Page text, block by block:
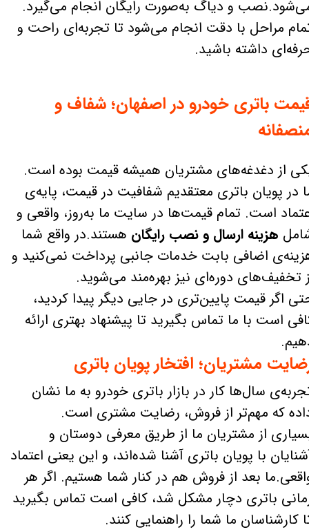
باتری خودرو در اصفهان؛ شفاف و
مشتریان؛ افتخار پویان باتری
و دیاگ به‌صورت رایگان انجام می‌گیرد.
مراحل با دقت انجام می‌شود تا تجربه‌ای راحت و
داشته باشید.
سال‌ها کار در بازار باتری خودرو به ما نشان
که مهم‌تر از فروش، رضایت مشتری است.
از مشتریان ما از طریق معرفی دوستان و
با پویان باتری آشنا شده‌اند، و این یعنی اعتماد
بعد از فروش هم در کنار شما هستیم. اگر هر
باتری دچار مشکل شد، کافی است تماس بگیرید
کارشناسان ما شما را راهنمایی کنند.
از دغدغه‌های مشتریان همیشه قیمت بوده است.
در پویان باتری معتقدیم شفافیت در قیمت، پایه‌ی
است. تمام قیمت‌ها در سایت ما به‌روز، واقعی و
هزینه ارسال و نصب رایگان هستند.در واقع شما
اضافی بابت خدمات جانبی پرداخت نمی‌کنید و
تخفیف‌های دوره‌ای نیز بهره‌مند می‌شوید.
اگر قیمت پایین‌تری در جایی دیگر پیدا کردید،
است با ما تماس بگیرید تا پیشنهاد بهتری ارائه